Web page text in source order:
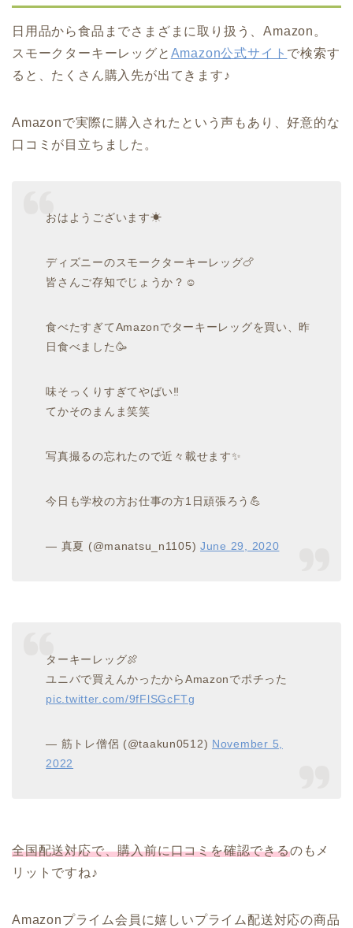
日用品から食品までさまざまに取り扱う、Amazon。
スモークターキーレッグと Amazon公式サイト で検索す
ると、たくさん購入先が出てきます♪
Amazonで実際に購入されたという声もあり、好意的な
口コミが目立ちました。
おはようございます☀
ディズニーのスモークターキーレッグ🍗
皆さんご存知でじょうか？☺️
食べたすぎてAmazonでターキーレッグを買い、昨
日食べました🥳
味そっくりすぎてやばい‼️
てかそのまんま笑笑
写真撮るの忘れたので近々載せます✨
今日も学校の方お仕事の方1日頑張ろう💪
— 真夏 (@manatsu_n1105)June 29, 2020
ターキーレッグ🍖
ユニバで買えんかったからAmazonでポチった
pic.twitter.com/9fFlSGcFTg
— 筋トレ僧侶 (@taakun0512) November 5,
2022
全国配送対応で、購入前に口コミを確認できるのもメ
リットですね♪
Amazonプライム会員に嬉しいプライム配送対応の商品